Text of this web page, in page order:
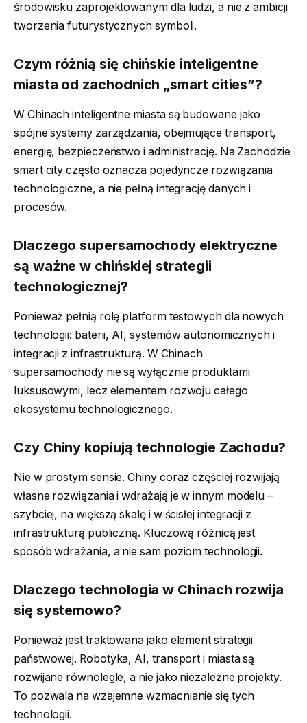
środowisku zaprojektowanym dla ludzi, a nie z ambicji
tworzenia futurystycznych symboli.
Czym różnią się chińskie inteligentne
miasta od zachodnich „smart cities”?
W Chinach inteligentne miasta są budowane jako
spójne systemy zarządzania, obejmujące transport,
energię, bezpieczeństwo i administrację. Na Zachodzie
smart city często oznacza pojedyncze rozwiązania
technologiczne, a nie pełną integrację danych i
procesów.
Dlaczego supersamochody elektryczne
są ważne w chińskiej strategii
technologicznej?
Ponieważ pełnią rolę platform testowych dla nowych
technologii: baterii, AI, systemów autonomicznych i
integracji z infrastrukturą. W Chinach
supersamochody nie są wyłącznie produktami
luksusowymi, lecz elementem rozwoju całego
ekosystemu technologicznego.
Czy Chiny kopiują technologie Zachodu?
Nie w prostym sensie. Chiny coraz częściej rozwijają
własne rozwiązania i wdrażają je w innym modelu –
szybciej, na większą skalę i w ścisłej integracji z
infrastrukturą publiczną. Kluczową różnicą jest
sposób wdrażania, a nie sam poziom technologii.
Dlaczego technologia w Chinach rozwija
się systemowo?
Ponieważ jest traktowana jako element strategii
państwowej. Robotyka, AI, transport i miasta są
rozwijane równolegle, a nie jako niezależne projekty.
To pozwala na wzajemne wzmacnianie się tych
technologii.